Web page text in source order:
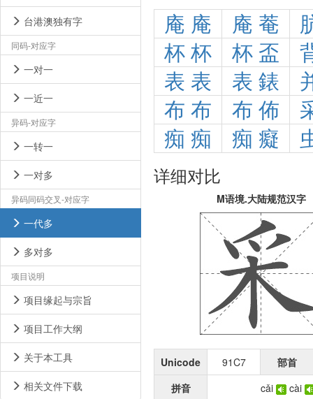
台港澳独有字
同码-对应字
一对一
一近一
异码-对应字
一转一
一对多
异码同码交叉-对应字
一代多
多对多
项目说明
项目缘起与宗旨
项目工作大纲
关于本工具
相关文件下载
庵 庵 庵 菴
杯 杯 杯 盃
表 表 表 錶
布 布 布 佈
痴 痴 痴 癡
详细对比
M语境.大陆规范汉字
Unicode 91C7
部首
拼音
cǎi cài